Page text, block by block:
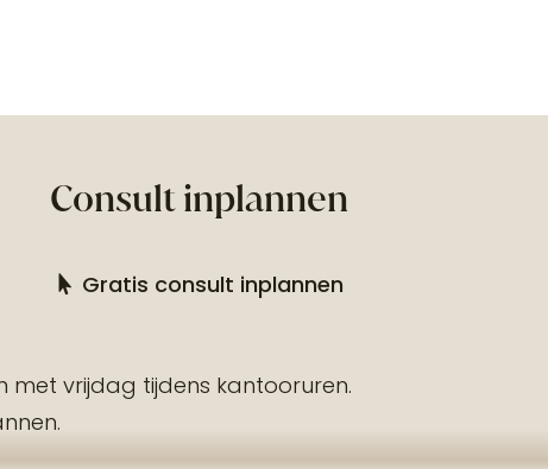
Consult inplannen
Gratis consult inplannen
met vrijdag tijdens kantooruren.